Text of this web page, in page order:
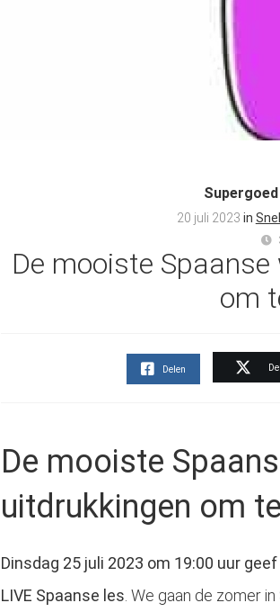
20 juli 2023 in
De mooiste
om
Delen
De mooiste
uitdrukkingen om
Dinsdag 25 juli 2023 om 19:00 uur
LIVE Spaanse les. We gaan de zomer